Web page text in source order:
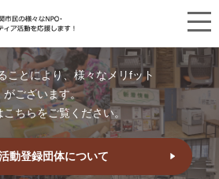
ことにより、様々なメリfット
がございます。
ちらをご覧ください。
動登録団体について